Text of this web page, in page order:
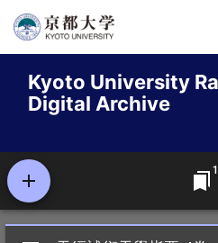
Skip
contentKyoto University
Digital Archive